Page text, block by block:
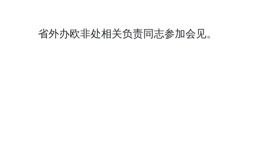
省外办欧非处相关负责同志参加会见。